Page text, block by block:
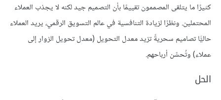
كثيرًا ما يتلقى المصممون تقييمًا بأن التصميم جيد لكنه لا يجذب العملاء
المحتملين. ونظرًا لزيادة التنافسية في عالم التسويق الرقمي، يريد العملاء
حاليًّا تصاميم سحريةً تزيد معدل التحويل (معدل تحويل الزوار إلى
عملاء) وتُحسِّن أرباحهم.
الحل